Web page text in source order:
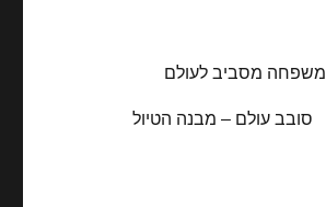
משפחה מסביב לעולם
סובב עולם – מבנה הטיול